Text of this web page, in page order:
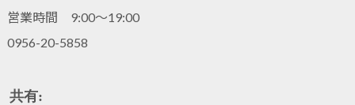
営業時間 9:00～19:00
0956-20-5858
共有: